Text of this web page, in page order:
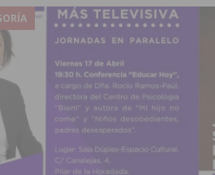
de la Orquesta de Jóvenes de la
accesibilidad de las aceras del entorno del
al CEIP nº 2 de Catral dentro del Plan
criminal especializado en el robo de